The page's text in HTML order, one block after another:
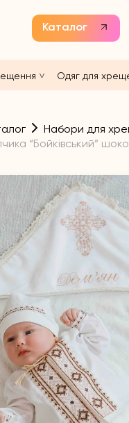
Каталог
Одяг для
Набори для
“Бойківський”